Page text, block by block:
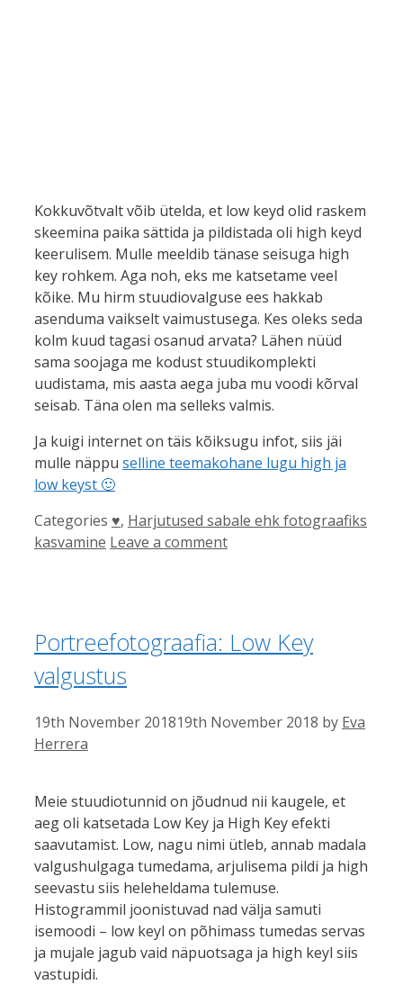
Kokkuvõtvalt võib ütelda, et low keyd olid raskem
skeemina paika sättida ja pildistada oli high keyd
keerulisem. Mulle meeldib tänase seisuga high
key rohkem. Aga noh, eks me katsetame veel
kõike. Mu hirm stuudiovalguse ees hakkab
asenduma vaikselt vaimustusega. Kes oleks seda
kolm kuud tagasi osanud arvata? Lähen nüüd
sama soojaga me kodust stuudikomplekti
uudistama, mis aasta aega juba mu voodi kõrval
seisab. Täna olen ma selleks valmis.
Ja kuigi internet on täis kõiksugu infot, siis jäi
mulle näppu selline teemakohane lugu high ja
low keyst 🙂
Categories ♥, Harjutused sabale ehk fotograafiks
kasvamine Leave a comment
Portreefotograafia: Low Key
valgustus
19th November 201819th November 2018 by Eva
Herrera
Meie stuudiotunnid on jõudnud nii kaugele, et
aeg oli katsetada Low Key ja High Key efekti
saavutamist. Low, nagu nimi ütleb, annab madala
valgushulgaga tumedama, arjulisema pildi ja high
seevastu siis heleheldama tulemuse.
Histogrammil joonistuvad nad välja samuti
isemoodi – low keyl on põhimass tumedas servas
ja mujale jagub vaid näpuotsaga ja high keyl siis
vastupidi.